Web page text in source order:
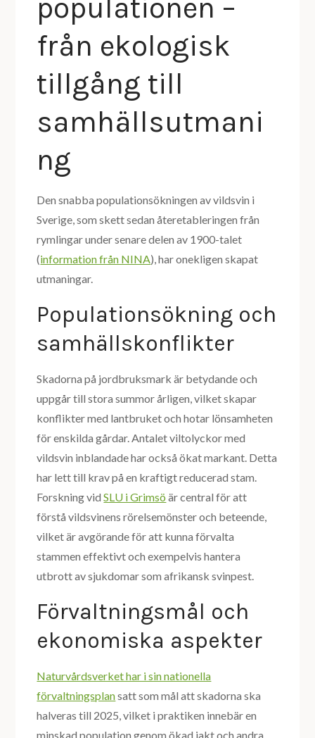
populationen –
från ekologisk
tillgång till
samhällsutmani
ng
Den snabba populationsökningen av vildsvin i
Sverige, som skett sedan återetableringen från
rymlingar under senare delen av 1900-talet
(information från NINA), har onekligen skapat
utmaningar.
Populationsökning och
samhällskonflikter
Skadorna på jordbruksmark är betydande och
uppgår till stora summor årligen, vilket skapar
konflikter med lantbruket och hotar lönsamheten
för enskilda gårdar. Antalet viltolyckor med
vildsvin inblandade har också ökat markant. Detta
har lett till krav på en kraftigt reducerad stam.
Forskning vidSLU i Grimsö är central för att
förstå vildsvinens rörelsemönster och beteende,
vilket är avgörande för att kunna förvalta
stammen effektivt och exempelvis hantera
utbrott av sjukdomar som afrikansk svinpest.
Förvaltningsmål och
ekonomiska aspekter
Naturvårdsverket har i sin nationella
förvaltningsplansatt som mål att skadorna ska
halveras till 2025, vilket i praktiken innebär en
minskad population genom ökad jakt och andra